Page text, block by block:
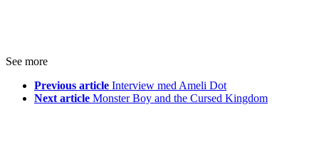
See more
Previous article Interview med Ameli Dot
Next article Monster Boy and the Cursed Kingdom